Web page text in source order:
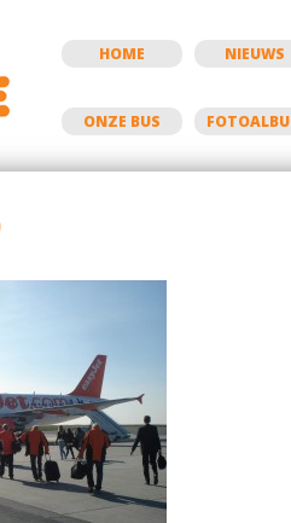
HOME NIEUWS
ONZE BUS